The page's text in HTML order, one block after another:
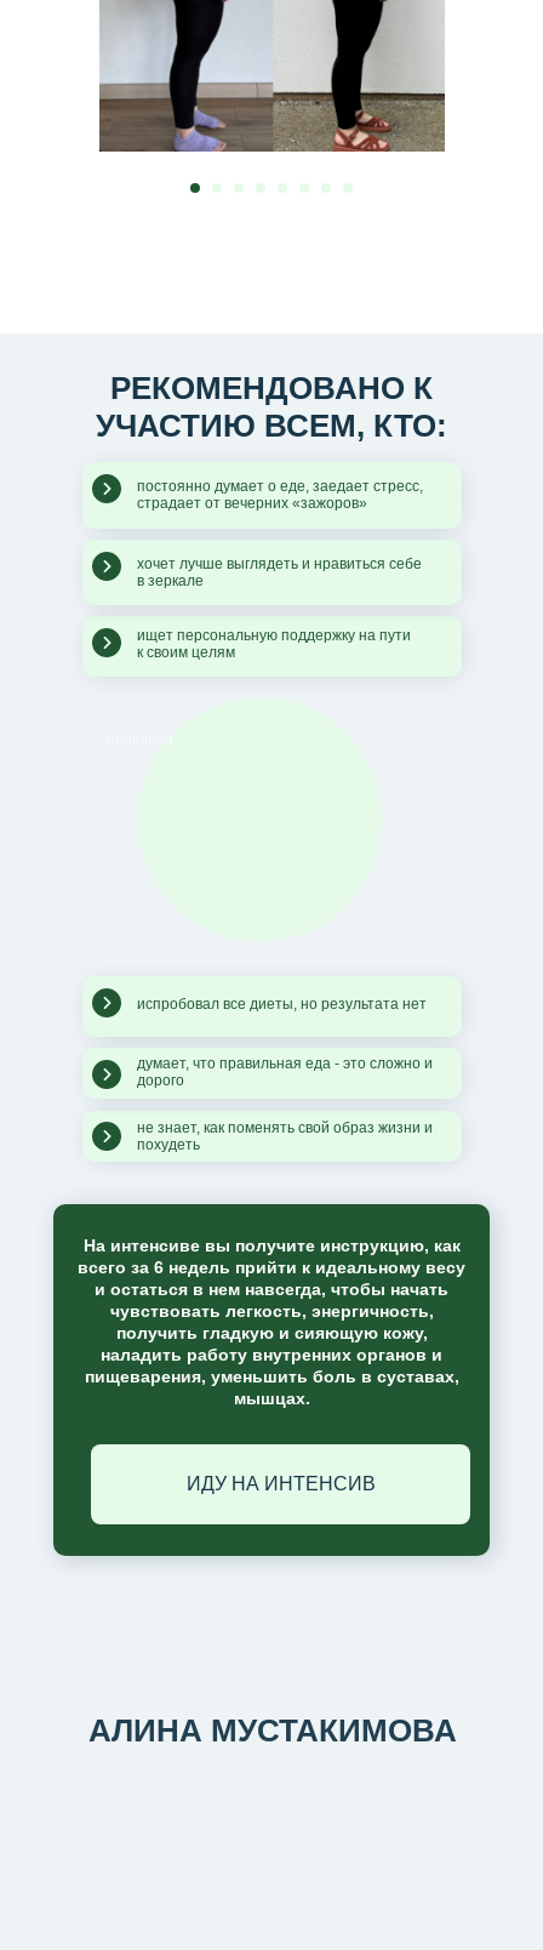
РЕКОМЕНДОВАНО К
УЧАСТИЮ ВСЕМ, КТО:
постоянно думает о еде, заедает стресс,
страдает от вечерних «зажоров»
ищет персональную поддержку на пути
к своим целям
испробовал все диеты, но результата нет
не знает, как поменять свой образ жизни и
похудеть
думает, что правильная еда - это сложно и
дорого
хочет лучше выглядеть и нравиться себе
в зеркале
На интенсиве вы получите инструкцию, как
всего за 6 недель прийти к идеальному весу
и остаться в нем навсегда, чтобы начать
чувствовать легкость, энергичность,
получить гладкую и сияющую кожу,
наладить работу внутренних органов и
пищеварения, уменьшить боль в суставах,
мышцах.
ИДУ НА ИНТЕНСИВ
АЛИНА МУСТАКИМОВА